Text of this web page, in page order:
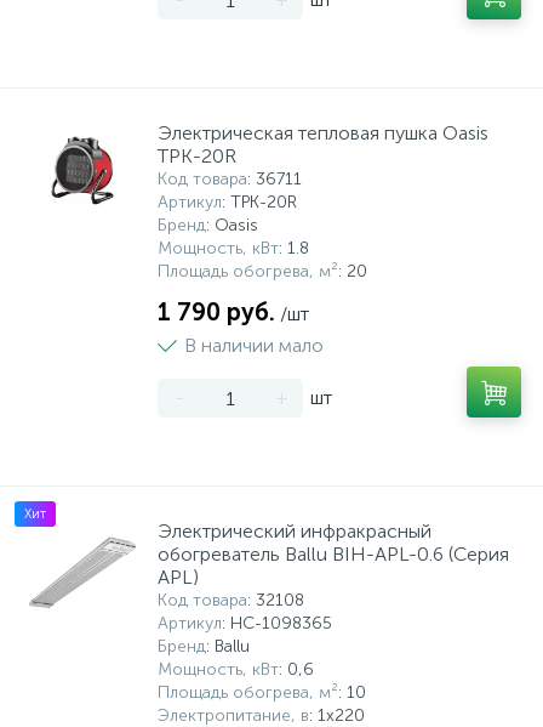
Электрическая тепловая пушка Oasis
TPK-20R
Код товара: 36711
Артикул: TPK-20R
Бренд: Oasis
Мощность, кВт: 1.8
Площадь обогрева, м²: 20
1 790 руб. /шт
В наличии мало
- + шт
Хит
Электрический инфракрасный
обогреватель Ballu BIH-APL-0.6 (Серия
APL)
Код товара: 32108
Артикул: НС-1098365
Бренд: Ballu
Мощность, кВт: 0,6
Площадь обогрева, м²: 10
Электропитание, в: 1х220